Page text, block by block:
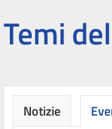
Temi
Notizie